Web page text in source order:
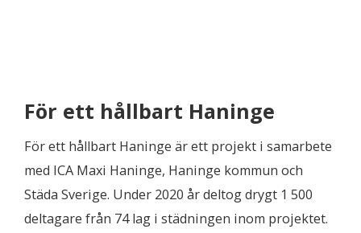
För ett hållbart Haninge
För ett hållbart Haninge är ett projekt i samarbete
med ICA Maxi Haninge, Haninge kommun och
Städa Sverige. Under 2020 år deltog drygt 1 500
deltagare från 74 lag i städningen inom projektet.